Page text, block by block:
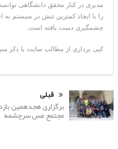
مدیری در کنار محقق دانشگاهی
را با ایجاد کمترین تنش در سیستم به
چشمگیری دست یافته است.
کپی برداری از مطالب سایت با ذکر
قبلی
برگزاری هجدهمین
مجتمع مس سرچشمه